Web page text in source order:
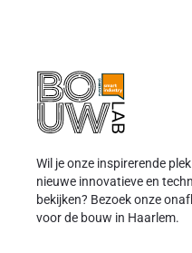
Wil je onze inspirerende
nieuwe innovatieve en
bekijken? Bezoek onze
voor de bouw in Haarlem.